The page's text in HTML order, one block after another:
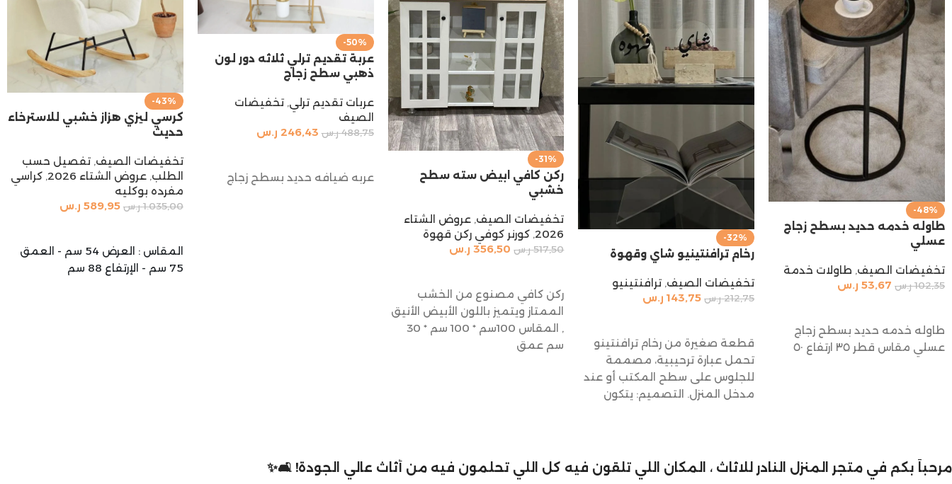
-48%
طاوله خدمه حديد بسطح زجاج
عسلي
تخفيضات الصيف, طاولات خدمة
102,35 ر.س 53,67 ر.س
طاوله خدمه حديد بسطح زجاج
عسلي مقاس قطر ٣٥ ارتفاع ٥٠
-32%
رخام ترافنتينيو شاي وقهوة
تخفيضات الصيف, ترافنتينيو
212,75 ر.س 143,75 ر.س
قطعة صغيرة من رخام ترافنتينو
تحمل عبارة ترحيبية، مصممة
للجلوس على سطح المكتب أو عند
مدخل المنزل. التصميم: يتكون
-31%
ركن كافي ابيض سته سطح
خشبي
تخفيضات الصيف, عروض الشتاء
2026
, كورنر كوفي ركن قهوة
517,50 ر.س 356,50 ر.س
ركن كافي مصنوع من الخشب
الممتاز ويتميز باللون الأبيض الأنيق
, المقاس 100سم * 100 سم * 30
سم عمق
-50%
عربة تقديم ترلي ثلاثه دور لون
ذهبي سطح زجاج
عربات تقديم ترلي, تخفيضات
الصيف
488,75 ر.س 246,43 ر.س
عربه ضيافه حديد بسطح زجاج
-43%
كرسي ليزي هزاز خشبي للاسترخاء
حديث
تخفيضات الصيف, تفصيل حسب
الطلب, عروض الشتاء 2026 , كراسي
مفرده بوكليه
1.035,00 ر.س 589,95 ر.س
المقاس : العرض 54 سم - العمق
75 سم - الإرتفاع 88 سم
مرحباً بكم في متجر المنزل النادر للاثاث ، المكان اللي تلقون فيه كل اللي تحلمون فيه من أثاث عالي الجودة! 🛋️✨